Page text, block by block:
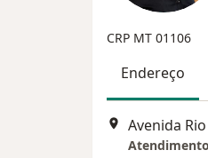
CRP MT 01106
Endereço
Avenida